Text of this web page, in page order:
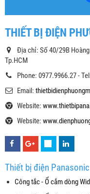
THIẾT BỊ ĐIỆN
Địa chỉ: Số 40/29B
Tp.HCM
Phone: 0977.9966.27 -
Email:
Website:
Website:
Thiết bị điện Panasonic
Công tắc - Ổ cắm dòng